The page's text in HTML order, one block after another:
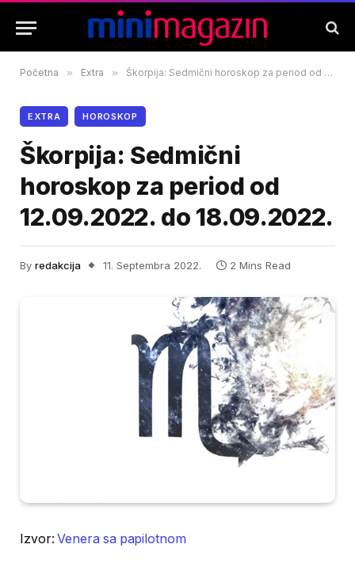
Početna » Extra » Škorpija: Sedmični horoskop za period od 12.09.2022. do 18.09.2022.
EXTRA HOROSKOP
Škorpija: Sedmični
horoskop za period od
12.09.2022. do 18.09.2022.
By redakcija 11. Septembra 2022. 2 Mins Read
Izvor:Venera sa papilotnom